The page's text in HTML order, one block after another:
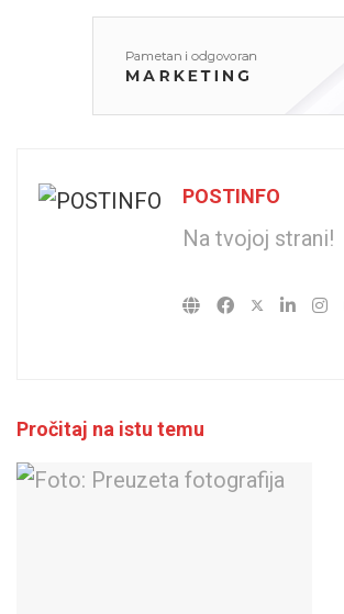
POSTINFO
Na tvojoj strani!
Pročitaj na istu temu